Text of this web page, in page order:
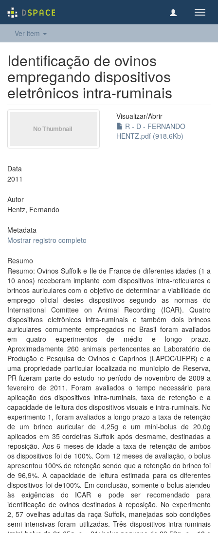
Ver item
Identificação de ovinos
empregando dispositivos
eletrônicos intra-ruminais
Visualizar/Abrir
R - D - FERNANDO
HENTZ.pdf (918.6Kb)
Data
2011
Autor
Hentz, Fernando
Metadata
Mostrar registro completo
Resumo
Resumo: Ovinos Suffolk e Ile de France de diferentes idades (1 a
10 anos) receberam implante com dispositivos intra-reticulares e
brincos auriculares com o objetivo de determinar a viabilidade do
emprego oficial destes dispositivos segundo as normas do
International Comittee on Animal Recording (ICAR). Quatro
dispositivos eletrônicos intra-ruminais e também dois brincos
auriculares comumente empregados no Brasil foram avaliados
em quatro experimentos de médio e longo prazo.
Aproximadamente 260 animais pertencentes ao Laboratório de
Produção e Pesquisa de Ovinos e Caprinos (LAPOC/UFPR) e a
uma propriedade particular localizada no município de Reserva,
PR fizeram parte do estudo no período de novembro de 2009 a
fevereiro de 2011. Foram avaliados o tempo necessário para
aplicação dos dispositivos intra-ruminais, taxa de retenção e a
capacidade de leitura dos dispositivos visuais e intra-ruminais. No
experimento 1, foram avaliados a longo prazo a taxa de retenção
de um brinco auricular de 4,25g e um mini-bolus de 20,0g
aplicados em 35 cordeiras Suffolk após desmame, destinadas a
reposição. Aos 6 meses de idade a taxa de retenção de ambos
os dispositivos foi de 100%. Com 12 meses de avaliação, o bolus
apresentou 100% de retenção sendo que a retenção do brinco foi
de 96,9%. A capacidade de leitura estimada para os diferentes
dispositivos foi de100%. Em conclusão, somente o bolus atendeu
às exigências do ICAR e pode ser recomendado para
identificação de ovinos destinados à reposição. No experimento
2, 57 ovelhas adultas da raça Suffolk, manejadas sob condições
semi-intensivas foram utilizadas. Três dispositivos intra-ruminais